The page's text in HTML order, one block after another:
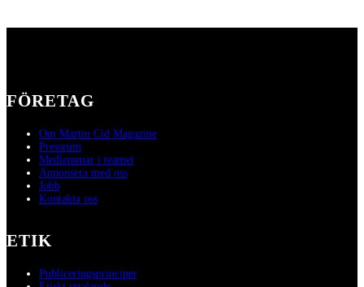
FÖRETAG
Om Martin Cid Magazine
Pressrum
Medlemmar i teamet
Annonsera med oss
Jobb
Kontakta oss
ETIK
Publiceringsprinciper